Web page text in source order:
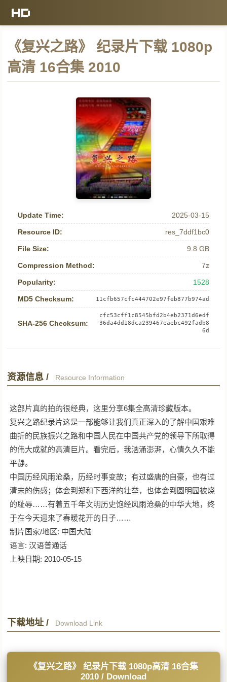
《复兴之路》 纪录片下载 1080p
高清 16合集 2010
Update Time: 2025-03-15
Resource ID: res_7ddf1bc0
File Size: 9.8 GB
Compression Method: 7z
Popularity: 1528
MD5 Checksum: 11cfb657cfc444702e97feb877b974ad
SHA-256 Checksum:
cfc53cff1c8545bfd2b4eb2371d6edf
36da4dd18dca239467eaebc492fadb8
6d
资源信息 / Resource Information
这部片真的拍的很经典，这里分享6集全高清珍藏版本。
复兴之路纪录片这是一部能够让我们真正深入的了解中国艰难
曲折的民族振兴之路和中国人民在中国共产党的领导下所取得
的伟大成就的高清巨片。看完后，我汹涌澎湃，心情久久不能
平静。
中国历经风雨沧桑，历经时事变故；有过盛唐的自豪，也有过
清末的伤感；体会到郑和下西洋的壮举，也体会到圆明园被烧
的耻辱……有着五千年文明历史饱经风雨沧桑的中华大地，终
于在今天迎来了春暖花开的日子……
制片国家/地区: 中国大陆
语言: 汉语普通话
上映日期: 2010-05-15
下载地址 / Download Link
《复兴之路》 纪录片下载 1080p高清 16合集
2010 / Download